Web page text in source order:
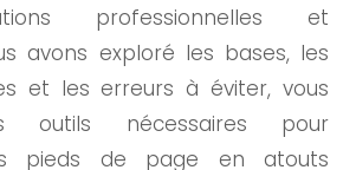
professionnelles et
avons exploré les bases, les
et les erreurs à éviter, vous
outils nécessaires pour
pieds de page en atouts